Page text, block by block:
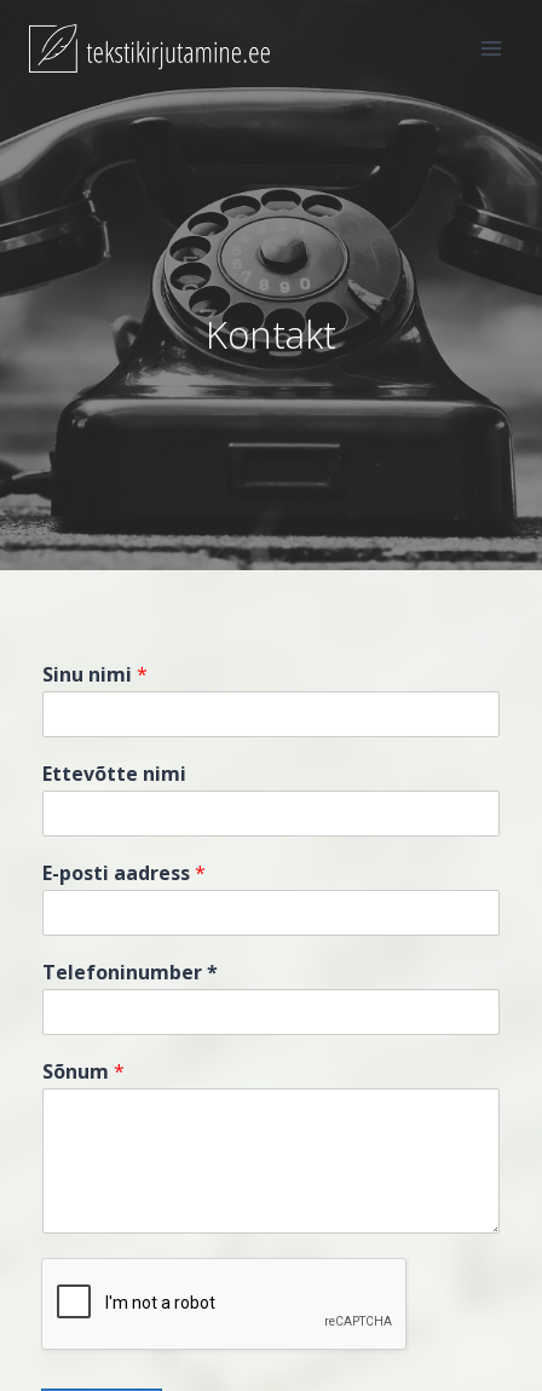
Kontakt
Sinu nimi *
Ettevõtte nimi
E-posti aadress*
Telefoninumber *
Sõnum *